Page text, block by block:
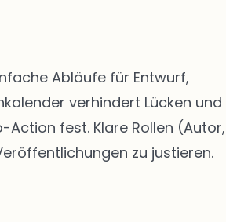
Abläufe für Entwurf,
verhindert Lücken und
fest. Klare Rollen (Autor,
zu justieren.